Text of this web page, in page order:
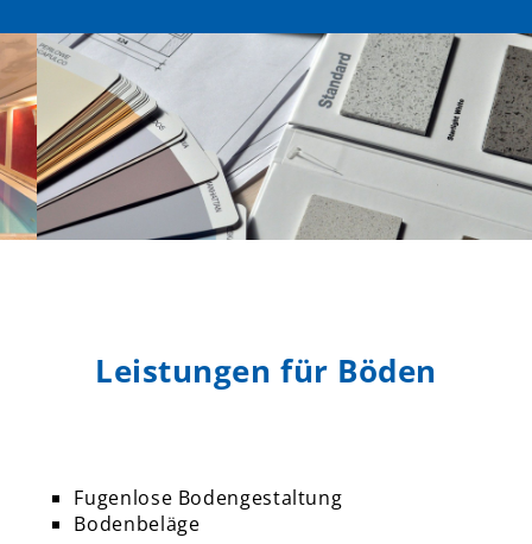
Leistungen für Böden
Fugenlose Bodengestaltung
Bodenbeläge